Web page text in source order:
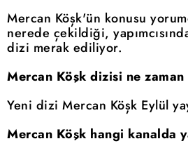
Mercan Köşk'ün konusu
nerede çekildiği,
dizi merak ediliyor.
Mercan Köşk dizisi ne zaman
Yeni dizi Mercan Köşk Eylül
Mercan Köşk hangi kanalda